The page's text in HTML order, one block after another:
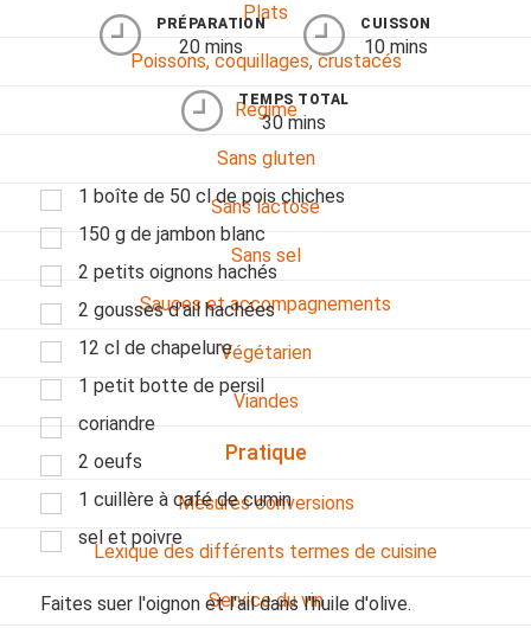
Plats
Poissons, coquillages, crustacés
Régime
Sans gluten
Sans lactose
Sans sel
Sauces et accompagnements
Végétarien
Viandes
Pratique
Mesures conversions
Lexique des différents termes de cuisine
Service du vin
PRÉPARATION
20 mins
CUISSON
10 mins
TEMPS TOTAL
30 mins
1 boîte de 50 cl de pois chiches
150 g de jambon blanc
2 petits oignons hachés
2 gousses d'ail hachées
12 cl de chapelure
1 petit botte de persil
coriandre
2 oeufs
1 cuillère à café de cumin
sel et poivre
Faites suer l'oignon et l'ail dans l'huile d'olive.